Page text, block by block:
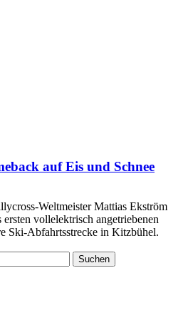
auf Eis und Schnee
Weltmeister Mattias Ekström
vollelektrisch angetriebenen
Ski-Abfahrtsstrecke in Kitzbühel.